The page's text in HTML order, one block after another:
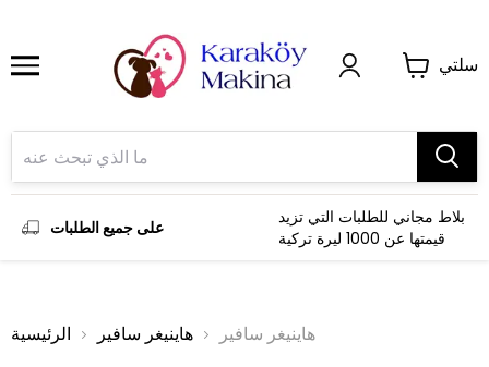
سلتي
على جميع الطلبات
بلاط مجاني للطلبات التي تزيد
قيمتها عن 1000 ليرة تركية
الرئيسية هاينيغر سافير هاينيغر سافير